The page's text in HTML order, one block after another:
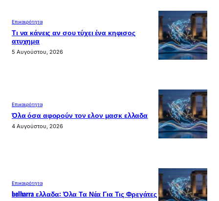
Επικαιρότητα
Τι να κάνεις αν σου τύχει ένα κηφισος
ατυχημα
5 Αυγούστου, 2026
Επικαιρότητα
Όλα όσα αφορούν τον ελον μασκ ελλαδα
4 Αυγούστου, 2026
Επικαιρότητα
belharra ελλαδα: Όλα Τα Νέα Για Τις Φρεγάτες